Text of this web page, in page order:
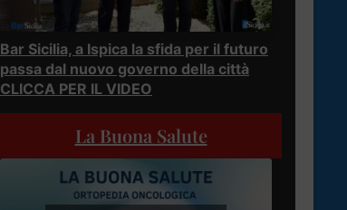
Bar Sicilia, a Ispica la sfida per il futuro
passa dal nuovo governo della città
CLICCA PER IL VIDEO
La Buona Salute